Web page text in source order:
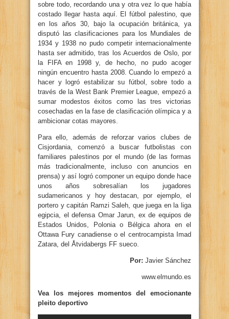
sobre todo, recordando una y otra vez lo que había
costado llegar hasta aquí. El fútbol palestino, que
en los años 30, bajo la ocupación británica, ya
disputó las clasificaciones para los Mundiales de
1934 y 1938 no pudo competir internacionalmente
hasta ser admitido, tras los Acuerdos de Oslo, por
la FIFA en 1998 y, de hecho, no pudo acoger
ningún encuentro hasta 2008. Cuando lo empezó a
hacer y logró estabilizar su fútbol, sobre todo a
través de la West Bank Premier League, empezó a
sumar modestos éxitos como las tres victorias
cosechadas en la fase de clasificación olímpica y a
ambicionar cotas mayores.
Para ello, además de reforzar varios clubes de
Cisjordania, comenzó a buscar futbolistas con
familiares palestinos por el mundo (de las formas
más tradicionalmente, incluso con anuncios en
prensa) y así logró componer un equipo donde hace
unos años sobresalían los jugadores
sudamericanos y hoy destacan, por ejemplo, el
portero y capitán Ramzi Saleh, que juega en la liga
egipcia, el defensa Omar Jarun, ex de equipos de
Estados Unidos, Polonia o Bélgica ahora en el
Ottawa Fury canadiense o el centrocampista Imad
Zatara, del Åtvidabergs FF sueco.
Por: Javier Sánchez
www.elmundo.es
Vea los mejores momentos del emocionante
pleito deportivo